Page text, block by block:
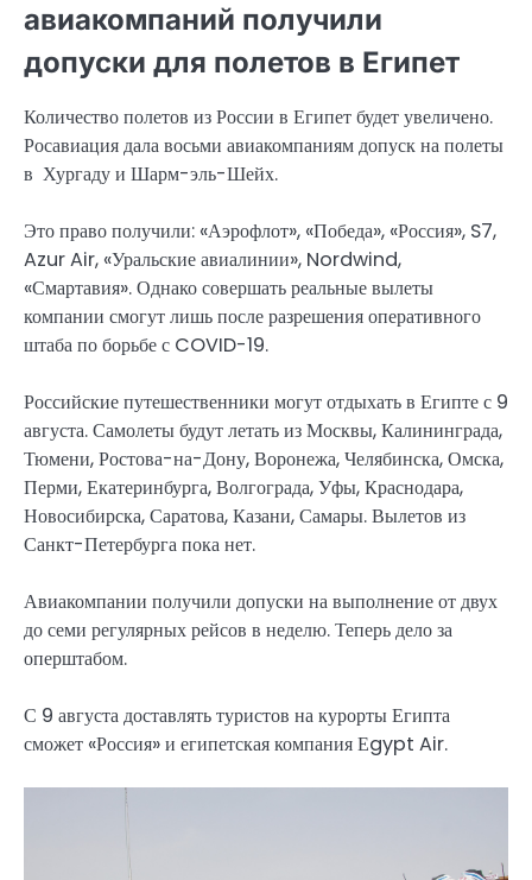
авиакомпаний получили
допуски для полетов в Египет
Количество полетов из России в Египет будет увеличено.
Росавиация дала восьми авиакомпаниям допуск на полеты
в Хургаду и Шарм-эль-Шейх.
Это право получили: «Аэрофлот», «Победа», «Россия», S7,
Azur Air, «Уральские авиалинии», Nordwind,
«Смартавия». Однако совершать реальные вылеты
компании смогут лишь после разрешения оперативного
штаба по борьбе с COVID-19.
Российские путешественники могут отдыхать в Египте с 9
августа. Самолеты будут летать из Москвы, Калининграда,
Тюмени, Ростова-на-Дону, Воронежа, Челябинска, Омска,
Перми, Екатеринбурга, Волгограда, Уфы, Краснодара,
Новосибирска, Саратова, Казани, Самары. Вылетов из
Санкт-Петербурга пока нет.
Авиакомпании получили допуски на выполнение от двух
до семи регулярных рейсов в неделю. Теперь дело за
оперштабом.
С 9 августа доставлять туристов на курорты Египта
сможет «Россия» и египетская компания Еgypt Air.